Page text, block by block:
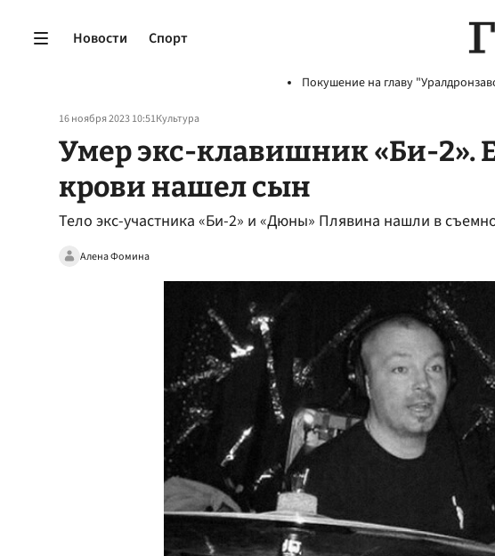
Новости Спорт
Покушение на главу
16 ноября 2023 10:51Культура
Умер экс-клавишник «Би-2».
крови нашел сын
Тело экс-участника «Би-2» и «Дюны» Плявина нашли в
Алена Фомина